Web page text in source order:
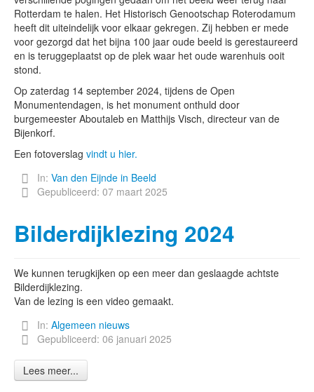
Rotterdam te halen. Het Historisch Genootschap Roterodamum
heeft dit uiteindelijk voor elkaar gekregen. Zij hebben er mede
voor gezorgd dat het bijna 100 jaar oude beeld is gerestaureerd
en is teruggeplaatst op de plek waar het oude warenhuis ooit
stond.
Op zaterdag 14 september 2024, tijdens de Open
Monumentendagen, is het monument onthuld door
burgemeester Aboutaleb en Matthijs Visch, directeur van de
Bijenkorf.
Een fotoverslag vindt u hier.
In: Van den Eijnde in Beeld
Gepubliceerd: 07 maart 2025
Bilderdijklezing 2024
We kunnen terugkijken op een meer dan geslaagde achtste
Bilderdijklezing.
Van de lezing is een video gemaakt.
In: Algemeen nieuws
Gepubliceerd: 06 januari 2025
Lees meer...